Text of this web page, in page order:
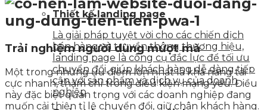
Thiết kế landing page
Là giải pháp tuyệt vời cho các chiến dịch
bán hàng và truyền thông thương hiệu,
landing page là công cụ đắc lực để tối ưu
chuyển đổi, giúp khách hàng dễ dàng tiếp
cận với sản phẩm và dịch vụ của doanh
nghiệp
Trải nghiệm người dùng mượt mà
Một trong những ưu điểm lớn nhất là khả năng tải
cực nhanh, thậm chí trong điều kiện mạng yếu. Điều
này đặc biệt quan trọng với các doanh nghiệp đang
muốn cải thiện tỉ lệ chuyển đổi, giữ chân khách hàng.